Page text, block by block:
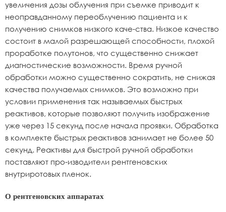
увеличения дозы облучения при съемке приводит к
неоправданному переоблучению пациента и к
получению снимков низкого каче-ства. Низкое качество
состоит в малой разрешающей способности, плохой
проработке полутонов, что существенно снижает
диагностические возможности. Время ручной
обработки можно существенно сократить, не снижая
качества получаемых снимков. Это возможно при
условии применения так называемых быстрых
реактивов, которые позволяют получить изображение
уже через 15 секунд после начала проявки. Обработка
в комплекте быстрых реактивов занимает не более 50
секунд. Реактивы для быстрой ручной обработки
поставляют про-изводители рентгеновских
внутриротовых пленок.
О рентгеновских аппаратах